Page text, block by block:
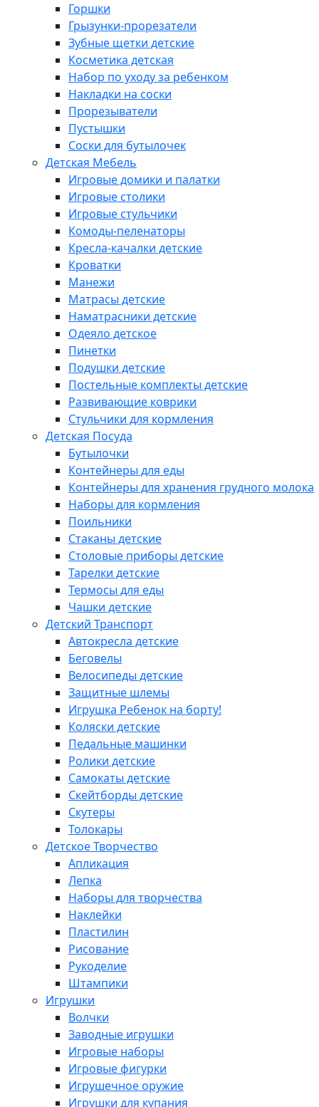
Горшки
Грызунки-прорезатели
Зубные щетки детские
Косметика детская
Набор по уходу за ребенком
Накладки на соски
Прорезыватели
Пустышки
Соски для бутылочек
Детская Мебель
Игровые домики и палатки
Игровые столики
Игровые стульчики
Комоды-пеленаторы
Кресла-качалки детские
Кроватки
Манежи
Матрасы детские
Наматрасники детские
Одеяло детское
Пинетки
Подушки детские
Постельные комплекты детские
Развивающие коврики
Стульчики для кормления
Детская Посуда
Бутылочки
Контейнеры для еды
Контейнеры для хранения грудного молока
Наборы для кормления
Поильники
Стаканы детские
Столовые приборы детские
Тарелки детские
Термосы для еды
Чашки детские
Детский Транспорт
Автокресла детские
Беговелы
Велосипеды детские
Защитные шлемы
Игрушка Ребенок на борту!
Коляски детские
Педальные машинки
Ролики детские
Самокаты детские
Скейтборды детские
Скутеры
Толокары
Детское Творчество
Апликация
Лепка
Наборы для творчества
Наклейки
Пластилин
Рисование
Рукоделие
Штампики
Игрушки
Волчки
Заводные игрушки
Игровые наборы
Игровые фигурки
Игрушечное оружие
Игрушки для купания